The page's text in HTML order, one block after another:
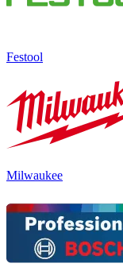
Festool
Milwaukee